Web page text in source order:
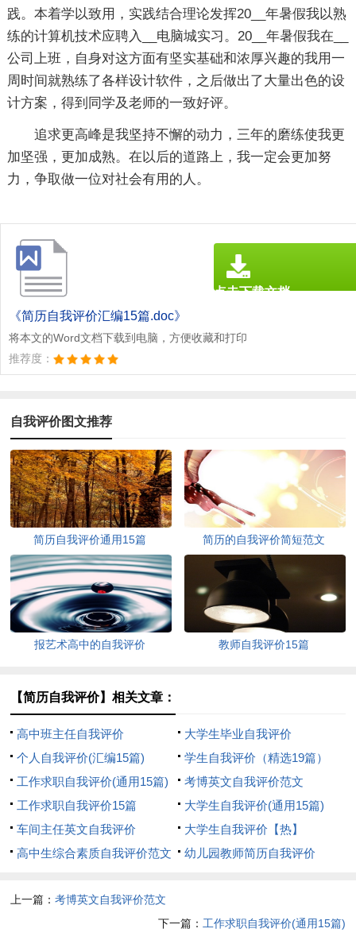
践。本着学以致用，实践结合理论发挥20__年暑假我以熟
练的计算机技术应聘入__电脑城实习。20__年暑假我在__
公司上班，自身对这方面有坚实基础和浓厚兴趣的我用一
周时间就熟练了各样设计软件，之后做出了大量出色的设
计方案，得到同学及老师的一致好评。
追求更高峰是我坚持不懈的动力，三年的磨练使我更
加坚强，更加成熟。在以后的道路上，我一定会更加努
力，争取做一位对社会有用的人。
《简历自我评价汇编15篇.doc》
将本文的Word文档下载到电脑，方便收藏和打印
推荐度：
点击下载文档
自我评价图文推荐
简历自我评价通用15篇 简历的自我评价简短范文
报艺术高中的自我评价 教师自我评价15篇
【简历自我评价】相关文章：
高中班主任自我评价
大学生毕业自我评价
个人自我评价(汇编15篇)
学生自我评价（精选19篇）
工作求职自我评价(通用15篇)
考博英文自我评价范文
工作求职自我评价15篇
大学生自我评价(通用15篇)
车间主任英文自我评价
大学生自我评价【热】
高中生综合素质自我评价范文
幼儿园教师简历自我评价
上一篇：考博英文自我评价范文
下一篇： 工作求职自我评价(通用15篇)